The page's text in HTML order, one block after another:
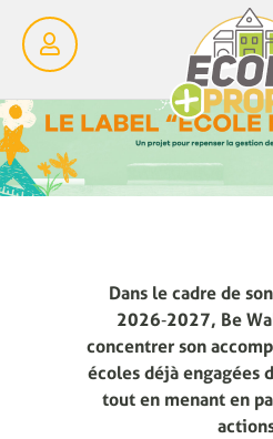
Dans le cadre de
2026‑2027, Be
concentrer son
écoles déjà engagées
tout en menant en